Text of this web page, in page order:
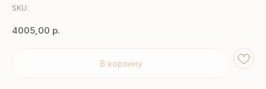
SKU:
4005,00 р.
В корзину